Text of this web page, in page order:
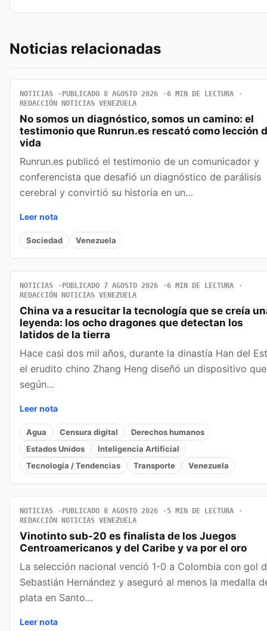
Noticias relacionadas
NOTICIAS PUBLICADO 8 AGOSTO 2026
6 MIN DE LECTURA
REDACCIÓN NOTICIAS VENEZUELA
No somos un diagnóstico, somos un camino: el
testimonio que Runrun.es rescató como lección
vida
Runrun.es publicó el testimonio de un comunicador y
conferencista que desafió un diagnóstico de parálisis
cerebral y convirtió su historia en un…
Leer nota
Sociedad Venezuela
NOTICIAS PUBLICADO 7 AGOSTO 2026
6 MIN DE LECTURA
REDACCIÓN NOTICIAS VENEZUELA
China va a resucitar la tecnología que se creía
leyenda: los ocho dragones que detectan los
latidos de la tierra
Hace casi dos mil años, durante la dinastía Han del
el erudito chino Zhang Heng diseñó un dispositivo
según…
Leer nota
Agua Censura digital
Derechos humanos
Estados Unidos
Inteligencia Artificial
Tecnología / Tendencias
Transporte Venezuela
NOTICIAS PUBLICADO 8 AGOSTO 2026
5 MIN DE LECTURA
REDACCIÓN NOTICIAS VENEZUELA
Vinotinto sub-20 es finalista de los Juegos
Centroamericanos y del Caribe y va por el oro
La selección nacional venció 1-0 a Colombia con gol
Sebastián Hernández y aseguró al menos la medalla
plata en Santo…
Leer nota